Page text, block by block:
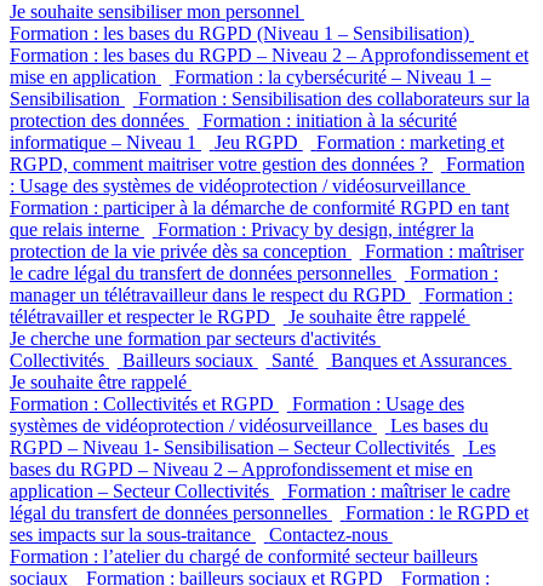
Je souhaite sensibiliser mon personnel
Formation : les bases du RGPD (Niveau 1 – Sensibilisation)
Formation : les bases du RGPD – Niveau 2 – Approfondissement et
mise en application
Formation : la cybersécurité – Niveau 1 –
Sensibilisation
Formation : Sensibilisation des collaborateurs sur la
protection des données
Formation : initiation à la sécurité
informatique – Niveau 1
Jeu RGPD
Formation : marketing et
RGPD, comment maitriser votre gestion des données ?
Formation
: Usage des systèmes de vidéoprotection / vidéosurveillance
Formation : participer à la démarche de conformité RGPD en tant
que relais interne
Formation : Privacy by design, intégrer la
protection de la vie privée dès sa conception
Formation : maîtriser
le cadre légal du transfert de données personnelles
Formation :
manager un télétravailleur dans le respect du RGPD
Formation :
télétravailler et respecter le RGPD
Je souhaite être rappelé
Je cherche une formation par secteurs d'activités
Collectivités
Bailleurs sociaux Santé
Banques et Assurances
Je souhaite être rappelé
Formation : Collectivités et RGPD
Formation : Usage des
systèmes de vidéoprotection / vidéosurveillance
Les bases du
RGPD – Niveau 1- Sensibilisation – Secteur Collectivités
Les
bases du RGPD – Niveau 2 – Approfondissement et mise en
application – Secteur Collectivités
Formation : maîtriser le cadre
légal du transfert de données personnelles
Formation : le RGPD et
ses impacts sur la sous-traitance
Contactez-nous
Formation : l’atelier du chargé de conformité secteur bailleurs
sociaux
Formation : bailleurs sociaux et RGPD
Formation :